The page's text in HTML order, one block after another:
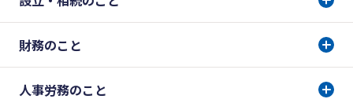
財務のこと
人事労務のこと